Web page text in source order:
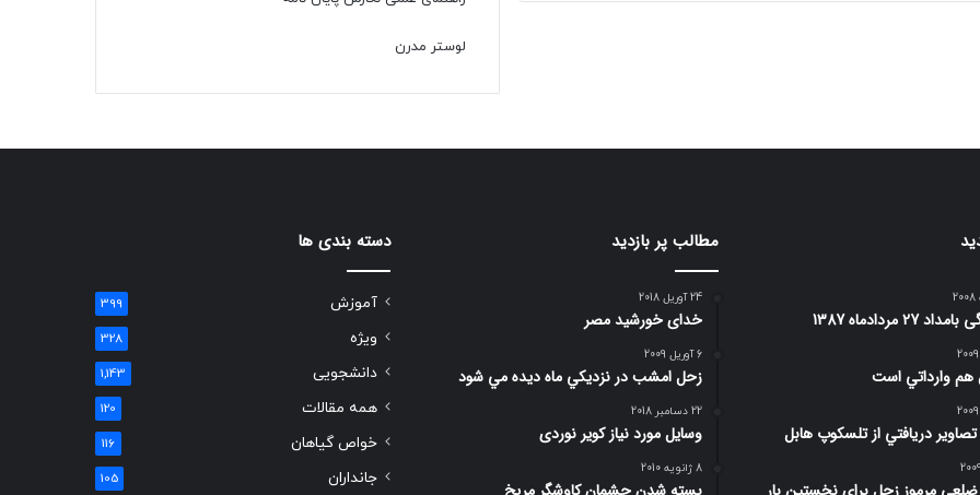
لوستر مدرن
27 مردادماه 1387
هم وارداتي است
تصاوير دريافتي از تلسكوپ هابل
مطالب پر بازدید
24 آوریل 2018
خدای خورشید مصر
6 آوریل 2009
زحل امشب در نزديكي ماه ديده مي شود
22 دسامبر 2018
وسایل مورد نیاز کویر نوردی
8 ژانویه 2010
دسته بندی ها
آموزش 399
ویژه 328
دانشجویی 1,143
همه مقالات 120
خواص گیاهان 116
جانداران 105